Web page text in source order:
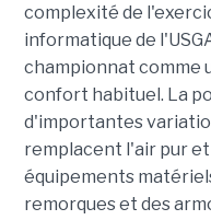
complexité de
informatique de
championnat comme
confort habituel. La
d'importantes
remplacent l'air pur
équipements
remorques et des